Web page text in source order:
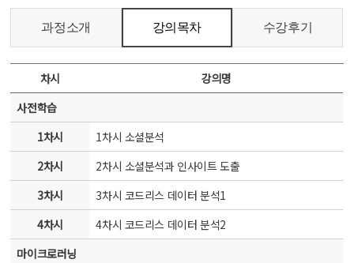
과정소개 강의목차 수강후기
차시
강의명
사전학습
1차시
1차시 소셜분석
2차시
2차시 소셜분석과 인사이트 도출
3차시
3차시 코드리스 데이터 분석1
4차시
4차시 코드리스 데이터 분석2
마이크로러닝